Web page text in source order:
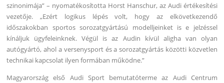
szinonimája” – nyomatékosította Horst Hanschur, az Audi értékesítési
vezetője. „Ezért logikus lépés volt, hogy az elkövetkezendő
időszakokban sportos sorozatgyártású modelljeinket is e jelzéssel
kínáljuk ügyfeleinknek. Végül is az Audin kívül aligha van olyan
autógyártó, ahol a versenysport és a sorozatgyártás közötti közvetlen
technikai kapcsolat ilyen formában működne.”
Magyarország első Audi Sport bemutatóterme az Audi Centrum